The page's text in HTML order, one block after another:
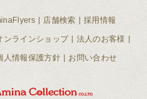
店舗検索 採用情報
ンラインショップ 法人のお客様
人情報保護方針 お問い合わせ